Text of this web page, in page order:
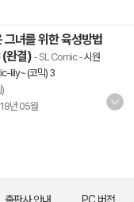
녀를 위한 육성방법
완결) - SL Comic-시원
lily~ (코믹) 3
년 05월